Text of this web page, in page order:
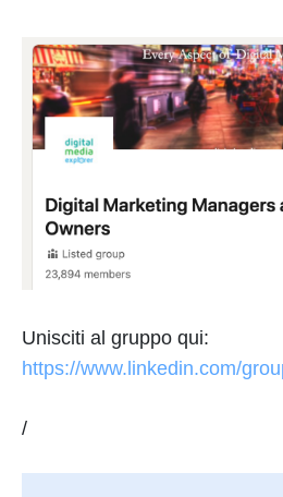
Unisciti al gruppo qui:
https://www.linkedin.com/
/